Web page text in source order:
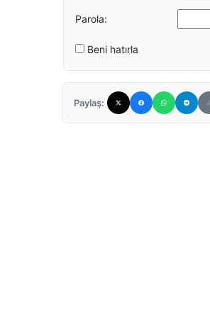
Parola:
Beni hatırla
Paylaş: